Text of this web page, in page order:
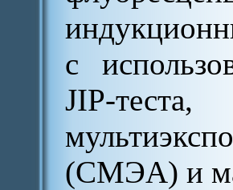
с
JIP-
(СМЭА) и